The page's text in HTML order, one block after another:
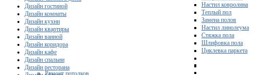
Настил ковролина
Теплый пол
Замена полов
Настил линолеума
Стяжка пола
Шлифовка пола
Циклевка паркета
Ремонт потолков
Дизайн гостиной
Дизайн комнаты
Дизайн кухни
Дизайн квартиры
Дизайн ванной
Дизайн коридора
Дизайн кафе
Дизайн спальни
Дизайн ресторана